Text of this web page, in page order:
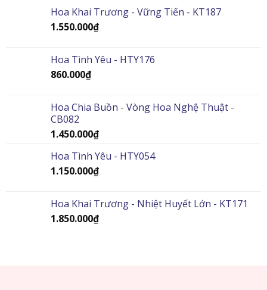
Hoa Khai Trương - Vững Tiến - KT187
1.550.000₫
Hoa Tình Yêu - HTY176
860.000₫
Hoa Chia Buồn - Vòng Hoa Nghệ Thuật -
CB082
1.450.000₫
Hoa Tình Yêu - HTY054
1.150.000₫
Hoa Khai Trương - Nhiệt Huyết Lớn - KT171
1.850.000₫